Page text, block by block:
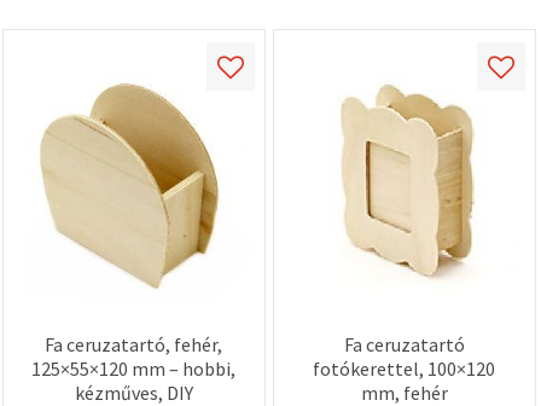
Fa ceruzatartó, fehér,
125×55×120 mm – hobbi,
kézműves, DIY
Fa ceruzatartó
fotókerettel, 100×120
mm, fehér